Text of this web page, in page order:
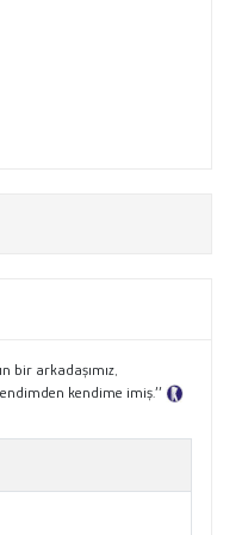
bir arkadaşımız,
kendime imiş.’’